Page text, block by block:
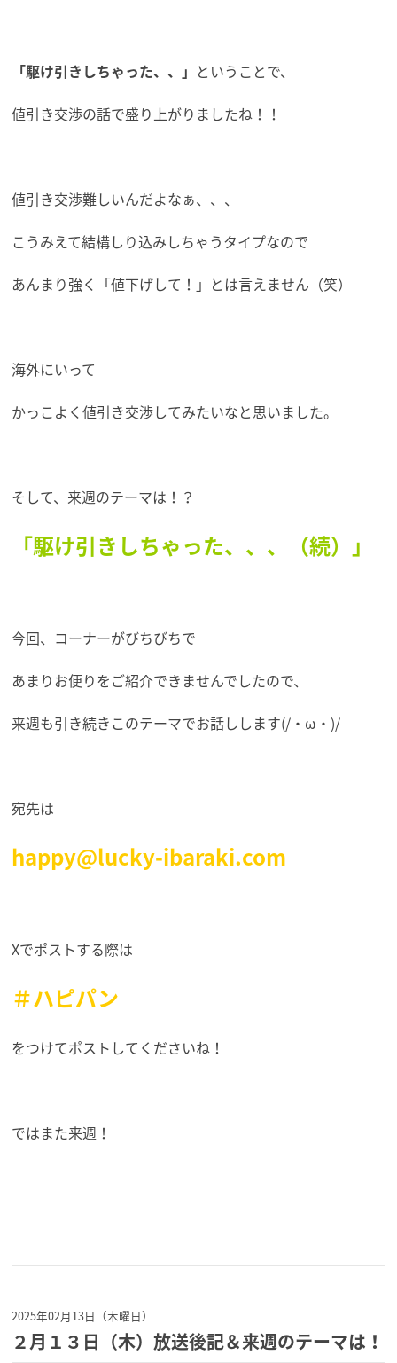
「駆け引きしちゃった、、」 ということで、
値引き交渉の話で盛り上がりましたね！！
値引き交渉難しいんだよなぁ、、、
こうみえて結構しり込みしちゃうタイプなので
あんまり強く「値下げして！」とは言えません（笑）
海外にいって
かっこよく値引き交渉してみたいなと思いました。
そして、来週のテーマは！？
「駆け引きしちゃった、、、（続）」
今回、コーナーがびちびちで
あまりお便りをご紹介できませんでしたので、
来週も引き続きこのテーマでお話しします(/・ω・)/
宛先は
happy@lucky-ibaraki.com
Xでポストする際は
＃ハピパン
をつけてポストしてくださいね！
ではまた来週！
2025年02月13日（木曜日）
２月１３日（木）放送後記＆来週のテーマは！